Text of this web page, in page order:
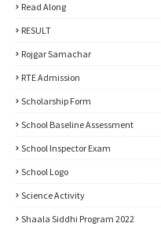
Read Along
RESULT
Rojgar Samachar
RTE Admission
Scholarship Form
School Baseline Assessment
School Inspector Exam
School Logo
Science Activity
Shaala Siddhi Program 2022